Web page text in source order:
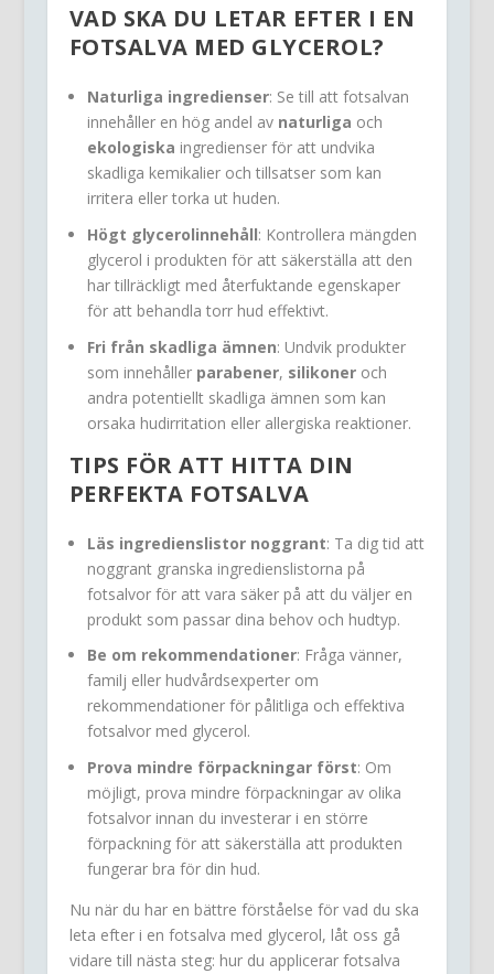
VAD SKA DU LETAR EFTER I EN
FOTSALVA MED GLYCEROL?
Naturliga ingredienser: Se till att fotsalvan
innehåller en hög andel av naturliga och
ekologiska ingredienser för att undvika
skadliga kemikalier och tillsatser som kan
irritera eller torka ut huden.
Högt glycerolinnehåll: Kontrollera mängden
glycerol i produkten för att säkerställa att den
har tillräckligt med återfuktande egenskaper
för att behandla torr hud effektivt.
Fri från skadliga ämnen: Undvik produkter
som innehåller parabener, silikoneroch
andra potentiellt skadliga ämnen som kan
orsaka hudirritation eller allergiska reaktioner.
TIPS FÖR ATT HITTA DIN
PERFEKTA FOTSALVA
Läs ingredienslistor noggrant: Ta dig tid att
noggrant granska ingredienslistorna på
fotsalvor för att vara säker på att du väljer en
produkt som passar dina behov och hudtyp.
Be om rekommendationer: Fråga vänner,
familj eller hudvårdsexperter om
rekommendationer för pålitliga och effektiva
fotsalvor med glycerol.
Prova mindre förpackningar först: Om
möjligt, prova mindre förpackningar av olika
fotsalvor innan du investerar i en större
förpackning för att säkerställa att produkten
fungerar bra för din hud.
Nu när du har en bättre förståelse för vad du ska
leta efter i en fotsalva med glycerol, låt oss gå
vidare till nästa steg: hur du applicerar fotsalva